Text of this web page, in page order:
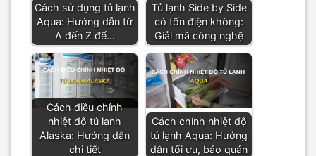
Cách sử dụng tủ lạnh
Aqua: Hướng dẫn từ
A đến Z để…
Tủ lạnh Side by Side
có tốn điện không:
Giải mã công nghệ
Cách điều chỉnh
nhiệt độ tủ lạnh
Alaska: Hướng dẫn
chi tiết
Cách chỉnh nhiệt độ
tủ lạnh Aqua: Hướng
dẫn tối ưu, bảo quản